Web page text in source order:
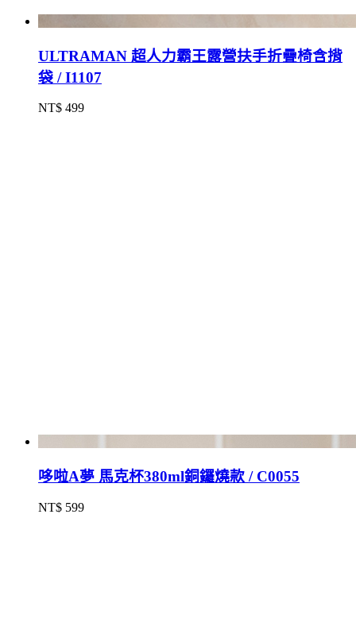
ULTRAMAN 超人力霸王露營扶手折疊椅含揹
袋 / I1107
NT$ 499
哆啦A夢 馬克杯380ml銅鑼燒款 / C0055
NT$ 599